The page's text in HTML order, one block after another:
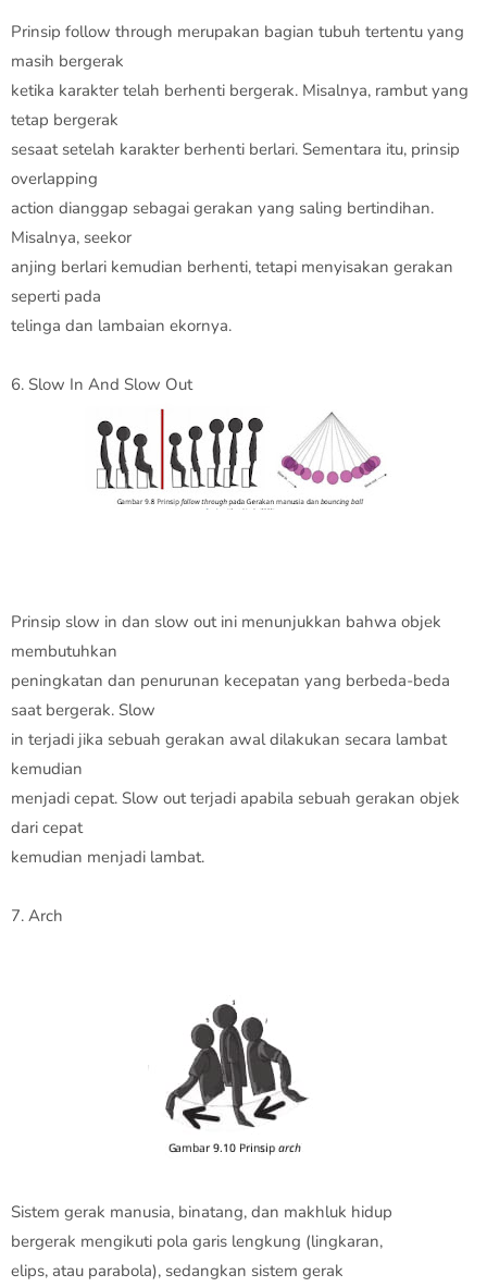
Prinsip follow through merupakan bagian tubuh tertentu yang
masih bergerak
ketika karakter telah berhenti bergerak. Misalnya, rambut yang
tetap bergerak
sesaat setelah karakter berhenti berlari. Sementara itu, prinsip
overlapping
action dianggap sebagai gerakan yang saling bertindihan.
Misalnya, seekor
anjing berlari kemudian berhenti, tetapi menyisakan gerakan
seperti pada
telinga dan lambaian ekornya.
6. Slow In And Slow Out
Prinsip slow in dan slow out ini menunjukkan bahwa objek
membutuhkan
peningkatan dan penurunan kecepatan yang berbeda-beda
saat bergerak. Slow
in terjadi jika sebuah gerakan awal dilakukan secara lambat
kemudian
menjadi cepat. Slow out terjadi apabila sebuah gerakan objek
dari cepat
kemudian menjadi lambat.
7. Arch
Sistem gerak manusia, binatang, dan makhluk hidup
bergerak mengikuti pola garis lengkung (lingkaran,
elips, atau parabola), sedangkan sistem gerak